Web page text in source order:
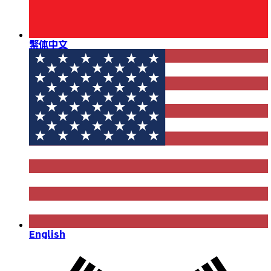
繁体中文
English